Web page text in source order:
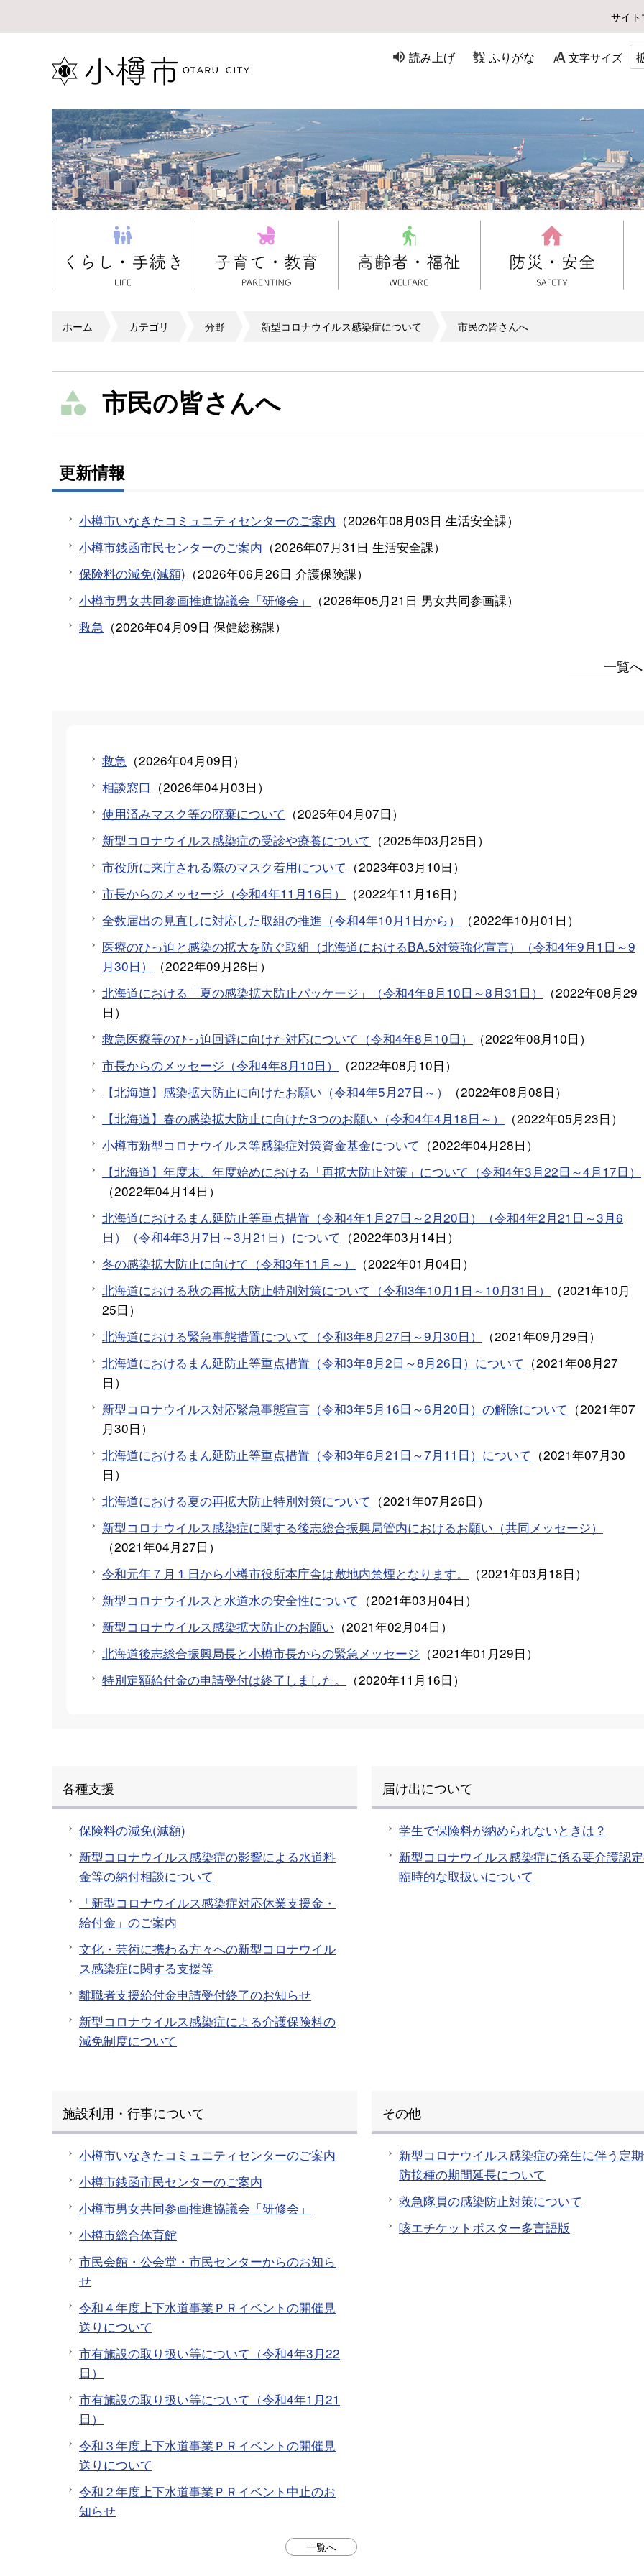
サイ
読み上げ ふりがな 文字サイズ
ホーム カテゴリ 分野 新型コロナウイルス感染症について 市民の皆さんへ
市民の皆さんへ
更新情報
小樽市いなきたコミュニティセンターのご案内 （2026年08月03日 生活安全課）
小樽市銭函市民センターのご案内 （2026年07月31日 生活安全課）
保険料の減免(減額) （2026年06月26日 介護保険課）
小樽市男女共同参画推進協議会「研修会」
（2026年05月21日 男女共同参画課）
救急 （2026年04月09日 保健総務課）
一覧へ
救急 （2026年04月09日 ）
相談窓口 （2026年04月03日 ）
使用済みマスク等の廃棄について （2025年04月07日 ）
新型コロナウイルス感染症の受診や療養について （2025年03月25日 ）
市役所に来庁される際のマスク着用について （2023年03月10日 ）
市長からのメッセージ（令和4年11月16日）
（2022年11月16日 ）
全数届出の見直しに対応した取組の推進（令和4年10月1日から）
（2022年10月01日 ）
医療のひっ迫と感染の拡大を防ぐ取組（北海道におけるBA.5対策強化宣言）（令和4年9月1日～9
月30日）
（2022年09月26日 ）
北海道における「夏の感染拡大防止パッケージ」（令和4年8月10日～8月31日）
（2022年08月29
日 ）
救急医療等のひっ迫回避に向けた対応について（令和4年8月10日）
（2022年08月10日 ）
市長からのメッセージ（令和4年8月10日）
（2022年08月10日 ）
【北海道】感染拡大防止に向けたお願い（令和4年5月27日～）
（2022年08月08日 ）
【北海道】春の感染拡大防止に向けた3つのお願い（令和4年4月18日～）
（2022年05月23日 ）
小樽市新型コロナウイルス等感染症対策資金基金について （2022年04月28日 ）
【北海道】年度末、年度始めにおける「再拡大防止対策」について（令和4年3月22日～4月17日）
（2022年04月14日 ）
北海道におけるまん延防止等重点措置（令和4年1月27日～2月20日）（令和4年2月21日～3月6
日）（令和4年3月7日～3月21日）について （2022年03月14日 ）
冬の感染拡大防止に向けて（令和3年11月～）
（2022年01月04日 ）
北海道における秋の再拡大防止特別対策について（令和3年10月1日～10月31日）
（2021年10月
25日 ）
北海道における緊急事態措置について（令和3年8月27日～9月30日）
（2021年09月29日 ）
北海道におけるまん延防止等重点措置（令和3年8月2日～8月26日）について （2021年08月27
日 ）
新型コロナウイルス対応緊急事態宣言（令和3年5月16日～6月20日）の解除について （2021年07
月30日 ）
北海道におけるまん延防止等重点措置（令和3年6月21日～7月11日）について （2021年07月30
日 ）
北海道における夏の再拡大防止特別対策について （2021年07月26日 ）
新型コロナウイルス感染症に関する後志総合振興局管内におけるお願い（共同メッセージ）
（2021年04月27日 ）
令和元年７月１日から小樽市役所本庁舎は敷地内禁煙となります。
（2021年03月18日 ）
新型コロナウイルスと水道水の安全性について （2021年03月04日 ）
新型コロナウイルス感染拡大防止のお願い （2021年02月04日 ）
北海道後志総合振興局長と小樽市長からの緊急メッセージ （2021年01月29日 ）
特別定額給付金の申請受付は終了しました。
（2020年11月16日 ）
各種支援
保険料の減免(減額)
新型コロナウイルス感染症の影響による水道料
金等の納付相談について
「新型コロナウイルス感染症対応休業支援金・
給付金」のご案内
文化・芸術に携わる方々への新型コロナウイル
ス感染症に関する支援等
離職者支援給付金申請受付終了のお知らせ
新型コロナウイルス感染症による介護保険料の
減免制度について
届け出について
学生で保険料が納められないときは？
新型コロナウイルス感染症に係る要介護認
臨時的な取扱いについて
施設利用・行事について
小樽市いなきたコミュニティセンターのご案内
小樽市銭函市民センターのご案内
小樽市男女共同参画推進協議会「研修会」
小樽市総合体育館
市民会館・公会堂・市民センターからのお知ら
せ
令和４年度上下水道事業ＰＲイベントの開催見
送りについて
市有施設の取り扱い等について（令和4年3月22
日）
市有施設の取り扱い等について（令和4年1月21
日）
令和３年度上下水道事業ＰＲイベントの開催見
送りについて
令和２年度上下水道事業ＰＲイベント中止のお
知らせ
一覧へ
その他
新型コロナウイルス感染症の発生に伴う定
防接種の期間延長について
救急隊員の感染防止対策について
咳エチケットポスター多言語版